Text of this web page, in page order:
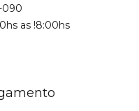
090
as !8:00hs